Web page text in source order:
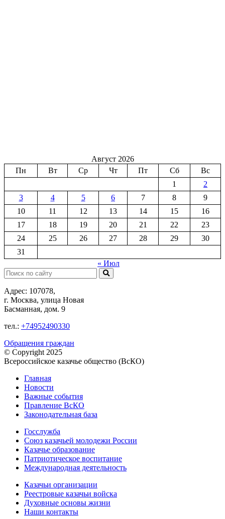
Август 2026
Пн
Вт Ср Чт Пт Сб
Вс
1
2
3
4 5 6 7 8
9
10
11 12 13 14 15
16
17
18 19 20 21 22
23
24
25 26 27 28 29
30
31
« Июл
Поиск:
Адрес: 107078,
г. Москва, улица Новая
Басманная, дом. 9
тел.: +74952490330
Обращения граждан
© Copyright 2025
Всероссийское казачье общество (ВсКО)
Главная
Новости
Важные события
Правление ВсКО
Законодательная база
Госслужба
Союз казачьей молодежи России
Казачье образование
Патриотическое воспитание
Международная деятельность
Казачьи организации
Реестровые казачьи войска
Духовные основы жизни
Наши контакты